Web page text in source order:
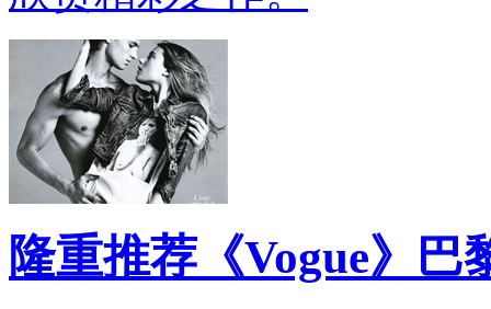
隆重推荐《Vogue》